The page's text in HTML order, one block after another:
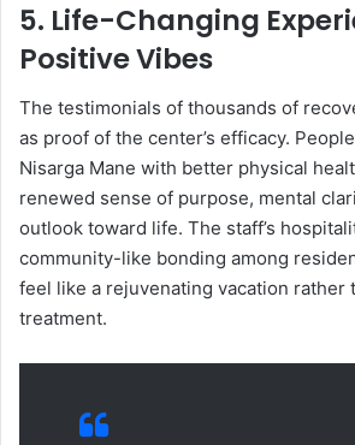
​5. Life-Changing
Positive Vibes
​The testimonials of thousands of
as proof of the center’s efficacy.
Nisarga Mane with better physical
renewed sense of purpose, mental
outlook toward life. The staff’s
community-like bonding among
feel like a rejuvenating vacation rather
treatment.